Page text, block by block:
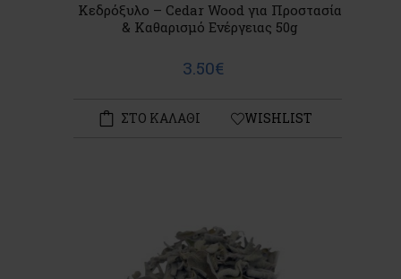
Κεδρόξυλο – Cedar Wood για Προστασία
& Καθαρισμό Ενέργειας 50g
3.50€
ΣΤΟ ΚΑΛΑΘΙ WISHLIST